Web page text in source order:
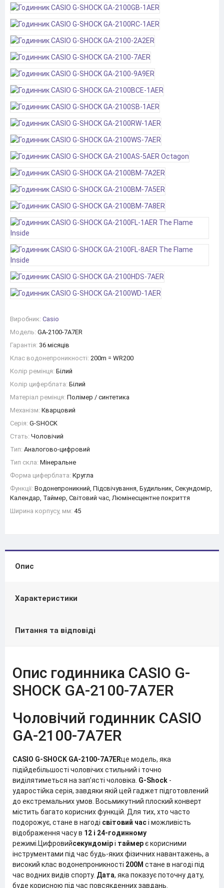
Виробник: Casio
Модель: GA-2100-7A7ER
Гарантія: 36 місяців
Клас водонепроникності: 200m = WR200
Колір ремінця: Білий
Колір циферблата: Білий
Матеріал ремінця: Полімер / синтетика
Механізм: Кварцовий
Серія: G-SHOCK
Стать: Чоловічий
Тип: Аналогово-цифровий
Тип скла: Мінеральне
Форма циферблата: Кругла
Функції: Водонепроникний, Підсвічування, Будильник, Секундомір,
Календар, Таймер, Світовий час, Люмінесцентне покриття
Ширина корпусу, мм: 45
Опис
Характеристики
Питання та відповіді
Опис годинника CASIO G-
SHOCK GA-2100-7A7ER
Чоловічий годинник CASIO
GA-2100-7A7ER
CASIO G-SHOCK GA-2100-7A7ERце модель, яка
підійдебільшості чоловічих стильний і точно
виділятиметься на зап’ясті чоловіка. G-Shock -
ударостійка серія, завдяки якій цей гаджет підготовлений
до екстремальних умов. Восьмикутний плоский конверт
містить багато корисних функцій. Для тих, хто часто
подорожує, стане в нагоді світовий часі можливість
відображення часу в 12 і 24-годинному
режимі. Цифровийсекундомірі таймерє корисними
інструментами під час будь-яких фізичних навантажень, а
високий клас водонепроникності 200M стане в нагоді під
час водних видів спорту. Дата, яка показує поточну дату,
буде корисною під час повсякденних завдань.